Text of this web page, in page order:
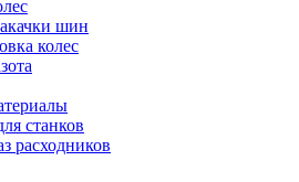
шин
колес
станков
расходников